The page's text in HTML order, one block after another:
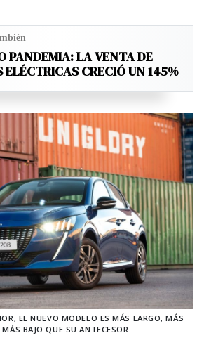
PANDEMIA: LA VENTA DE
ELÉCTRICAS CRECIÓ UN 145%
EL NUEVO MODELO ES MÁS LARGO, MÁS
BAJO QUE SU ANTECESOR.